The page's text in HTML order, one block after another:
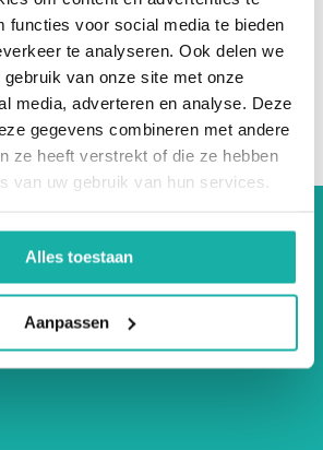
functies voor social media te bieden
te analyseren. Ook delen we
van onze site met onze
media, adverteren en analyse. Deze
gegevens combineren met andere
ze heeft verstrekt of die ze hebben
van uw gebruik van hun services.
Alles toestaan
Aanpassen
je inzicht in dehoeveelheid en
SCFA'sin je ontlasting.
je darmbacteriën
en -verwerking
immuunstatus
in de darm
onderzoek geschikt?
bij: